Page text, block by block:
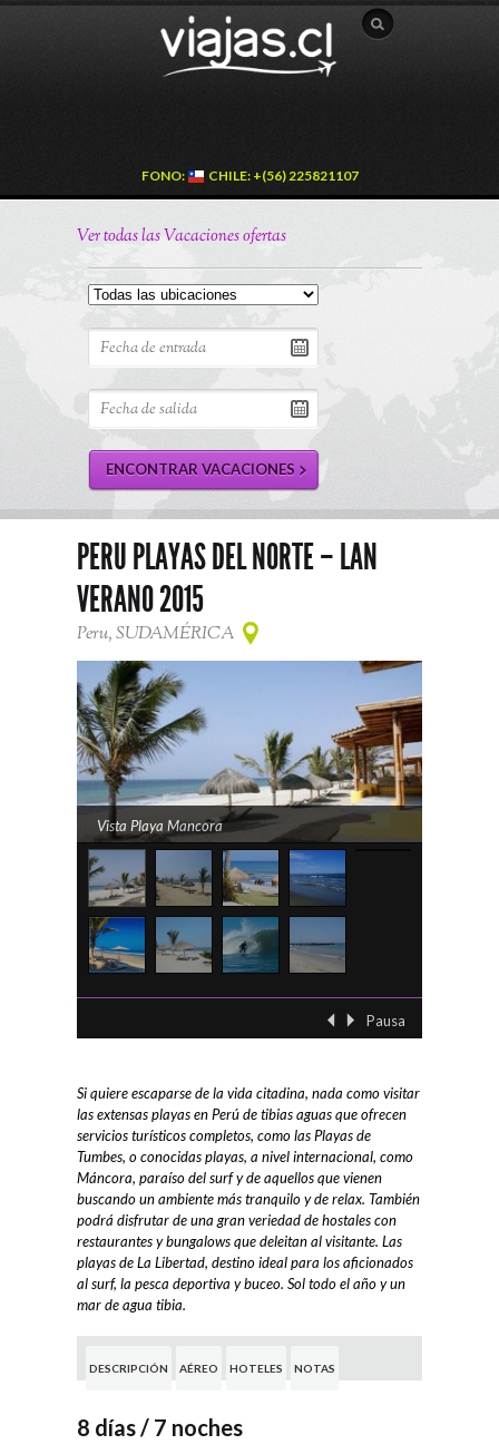
FONO: CHILE: +(56) 225821107
Ver todas las Vacaciones ofertas
PERU PLAYAS DEL NORTE – LAN
VERANO 2015
Peru, SUDAMÉRICA
Vista Playa Mancora
Punta Sal
Pausa
Si quiere escaparse de la vida citadina, nada como visitar
las extensas playas en Perú de tibias aguas que ofrecen
servicios turísticos completos, como las Playas de
Tumbes, o conocidas playas, a nivel internacional, como
Máncora, paraíso del surf y de aquellos que vienen
buscando un ambiente más tranquilo y de relax. También
podrá disfrutar de una gran veriedad de hostales con
restaurantes y bungalows que deleitan al visitante. Las
playas de La Libertad, destino ideal para los aficionados
al surf, la pesca deportiva y buceo. Sol todo el año y un
mar de agua tibia.
DESCRIPCIÓN AÉREO HOTELES NOTAS
8 días / 7 noches